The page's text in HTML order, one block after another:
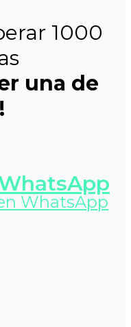
1000
una de
WhatsApp